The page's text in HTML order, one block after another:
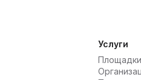
Услуги